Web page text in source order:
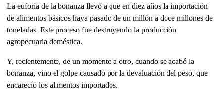
La euforia de la bonanza llevó a que en diez años la importación
de alimentos básicos haya pasado de un millón a doce millones de
toneladas. Este proceso fue destruyendo la producción
agropecuaria doméstica.
Y, recientemente, de un momento a otro, cuando se acabó la
bonanza, vino el golpe causado por la devaluación del peso, que
encareció los alimentos importados.